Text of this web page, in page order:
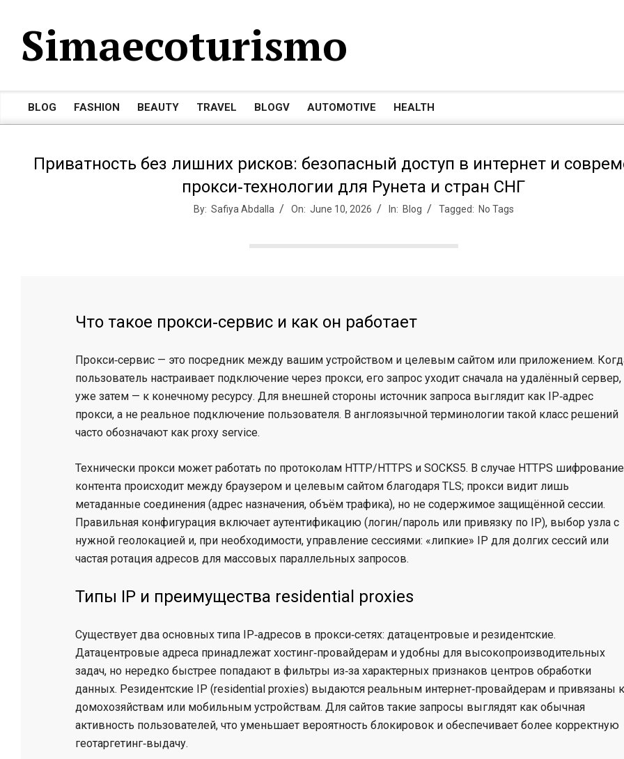
contentSimaecoturismo
Primary
BLOG FASHION BEAUTY TRAVEL BLOGV AUTOMOTIVE HEALTH
Приватность без лишних рисков: безопасный доступ в интернет и
прокси‑технологии для Рунета и стран СНГ
By: Safiya Abdalla On: June 10, 2026 In: Blog Tagged: No Tags
Что такое прокси‑сервис и как он работает
Прокси‑сервис — это посредник между вашим устройством и целевым сайтом или приложением.
пользователь настраивает подключение через прокси, его запрос уходит сначала на удалённый сервер,
уже затем — к конечному ресурсу. Для внешней стороны источник запроса выглядит как IP‑адрес
прокси, а не реальное подключение пользователя. В англоязычной терминологии такой класс решений
часто обозначают как proxy service.
Технически прокси может работать по протоколам HTTP/HTTPS и SOCKS5. В случае HTTPS шифрование
контента происходит между браузером и целевым сайтом благодаря TLS; прокси видит лишь
метаданные соединения (адрес назначения, объём трафика), но не содержимое защищённой сессии.
Правильная конфигурация включает аутентификацию (логин/пароль или привязку по IP), выбор узла с
нужной геолокацией и, при необходимости, управление сессиями: «липкие» IP для долгих сессий или
частая ротация адресов для массовых параллельных запросов.
Типы IP и преимущества residential proxies
Существует два основных типа IP‑адресов в прокси‑сетях: датацентровые и резидентские.
Датацентровые адреса принадлежат хостинг‑провайдерам и удобны для высокопроизводительных
задач, но нередко быстрее попадают в фильтры из‑за характерных признаков центров обработки
данных. Резидентские IP (residential proxies) выдаются реальным интернет‑провайдерам и привязаны к
домохозяйствам или мобильным устройствам. Для сайтов такие запросы выглядят как обычная
активность пользователей, что уменьшает вероятность блокировок и обеспечивает более корректную
геотаргетинг‑выдачу.